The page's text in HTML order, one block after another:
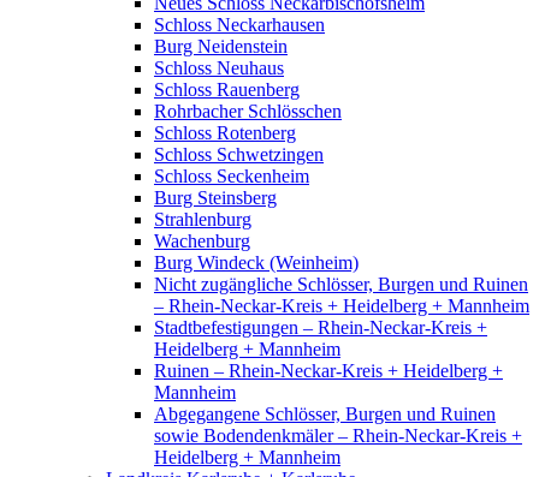
Schloss Neckarhausen
Burg Neidenstein
Schloss Neuhaus
Schloss Rauenberg
Rohrbacher Schlösschen
Schloss Rotenberg
Schloss Schwetzingen
Schloss Seckenheim
Burg Steinsberg
Strahlenburg
Wachenburg
Burg Windeck (Weinheim)
Nicht zugängliche Schlösser, Burgen und Ruinen
– Rhein-Neckar-Kreis + Heidelberg + Mannheim
Stadtbefestigungen – Rhein-Neckar-Kreis +
Heidelberg + Mannheim
Ruinen – Rhein-Neckar-Kreis + Heidelberg +
Mannheim
Abgegangene Schlösser, Burgen und Ruinen
sowie Bodendenkmäler – Rhein-Neckar-Kreis +
Heidelberg + Mannheim